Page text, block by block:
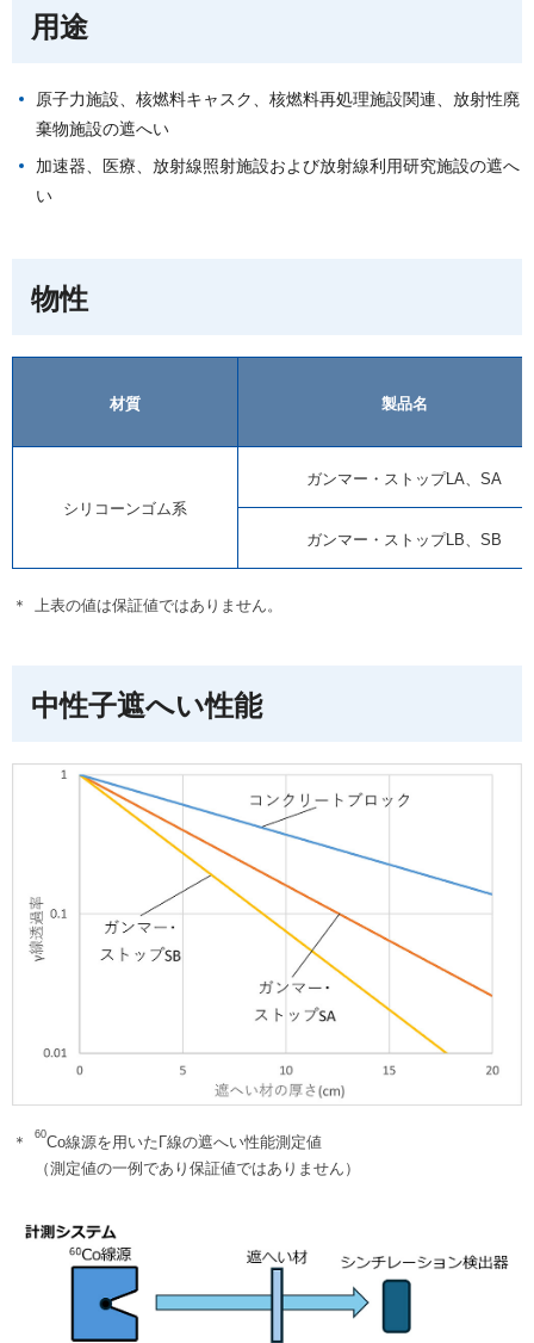
用途
原子力施設、核燃料キャスク、核燃料再処理施設関連、放射性廃
棄物施設の遮へい
加速器、医療、放射線照射施設および放射線利用研究施設の遮へ
い
物性
材質 製品名
シリコーンゴム系
ガンマー・ストップLA、SA
ガンマー・ストップLB、SB
＊ 上表の値は保証値ではありません。
中性子遮へい性能
＊ 60Co線源を用いたΓ線の遮へい性能測定値
（測定値の一例であり保証値ではありません）